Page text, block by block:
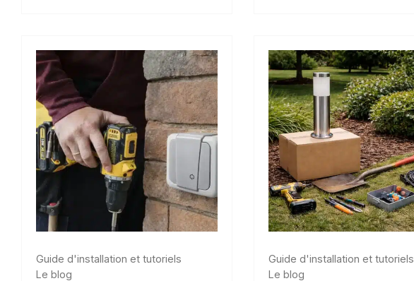
Guide d'installation et tutoriels
Le blog
Guide d'installation et tutoriels
Le blog